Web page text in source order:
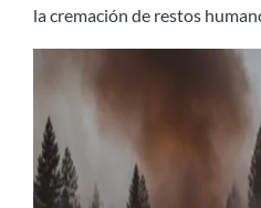
la cremación de restos